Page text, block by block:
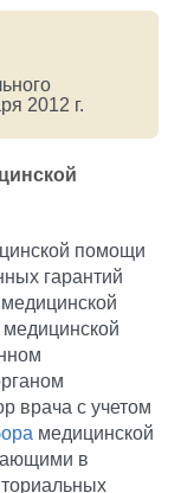
2012 г.
помощи
гарантий
врача с учетом
медицинской
в